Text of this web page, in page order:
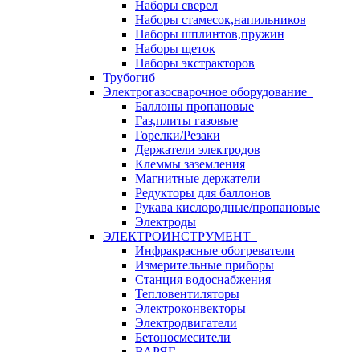
Наборы сверел
Наборы стамесок,напильников
Наборы шплинтов,пружин
Наборы щеток
Наборы экстракторов
Трубогиб
Электрогазосварочное оборудование
Баллоны пропановые
Газ,плиты газовые
Горелки/Резаки
Держатели электродов
Клеммы заземления
Магнитные держатели
Редукторы для баллонов
Рукава кислородные/пропановые
Электроды
ЭЛЕКТРОИНСТРУМЕНТ
Инфракрасные обогреватели
Измерительные приборы
Станция водоснабжения
Тепловентиляторы
Электроконвекторы
Электродвигатели
Бетоносмесители